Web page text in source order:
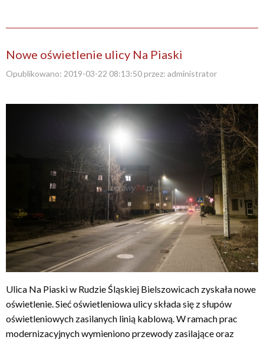
Nowe oświetlenie ulicy Na Piaski
Opublikowano: 2019-03-22 08:13:50przez: administrator
Ulica Na Piaski w Rudzie Śląskiej Bielszowicach zyskała nowe
oświetlenie. Sieć oświetleniowa ulicy składa się z słupów
oświetleniowych zasilanych linią kablową. W ramach prac
modernizacyjnych wymieniono przewody zasilające oraz